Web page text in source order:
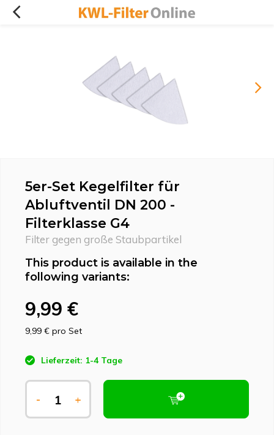
5er-Set Kegelfilter für
Abluftventil DN 200 -
Filterklasse G4
Filter gegen große Staubpartikel
This product is available in the
following variants:
9,99 €
9,99 € pro Set
Lieferzeit: 1-4 Tage
- +